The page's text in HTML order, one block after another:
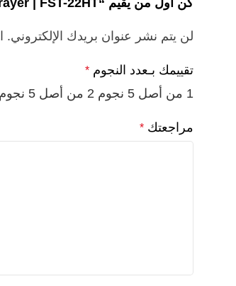
كن أول من يقيم “Power Sprayer | FST-22HT”
لن يتم نشر عنوان بريدك الإلكتروني.
تقييمك بـعدد النجوم *
1 من أصل 5 نجوم 2 من أصل 5 نجوم
مراجعتك *